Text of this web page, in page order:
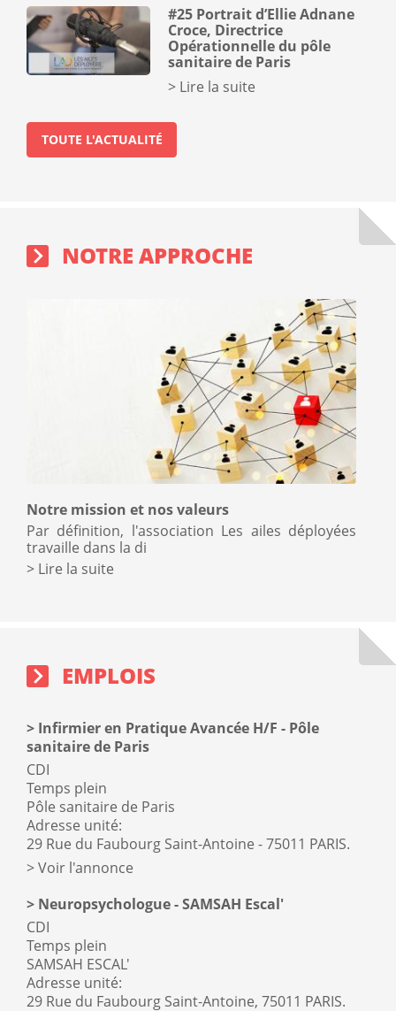
#25 Portrait d’Ellie Adnane
Croce, Directrice
Opérationnelle du pôle
sanitaire de Paris
Lire la suite
TOUTE L'ACTUALITÉ
NOTRE APPROCHE
Notre mission et nos valeurs
Par définition, l'association Les ailes déployées
travaille dans la di
Lire la suite
block
EMPLOIS
Infirmier en Pratique Avancée H/F - Pôle
sanitaire de Paris
CDI
Temps plein
Pôle sanitaire de Paris
Adresse unité:
29 Rue du Faubourg Saint-Antoine - 75011 PARIS.
Voir l'annonce
Neuropsychologue - SAMSAH Escal'
CDI
Temps plein
SAMSAH ESCAL'
Adresse unité:
29 Rue du Faubourg Saint-Antoine, 75011 PARIS.